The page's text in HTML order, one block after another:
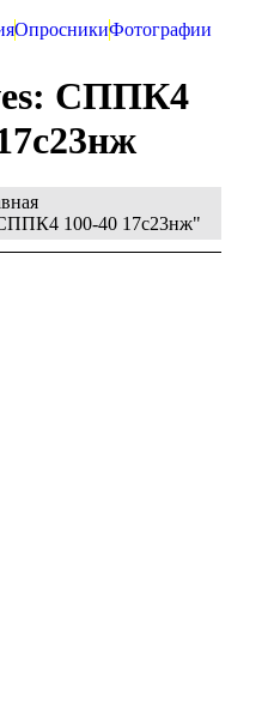
ОпросникиФотографии
СППК4
100-40 17с23нж"